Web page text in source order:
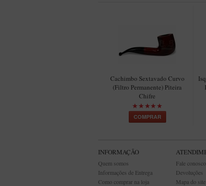
Cachimbo Sextavado Curvo
(Filtro Permanente) Piteira
Chifre
COMPRAR
INFORMAÇÃO
Quem somos
Informações de Entrega
Como comprar na loja
Fale conosco
Devoluções
Mapa do site